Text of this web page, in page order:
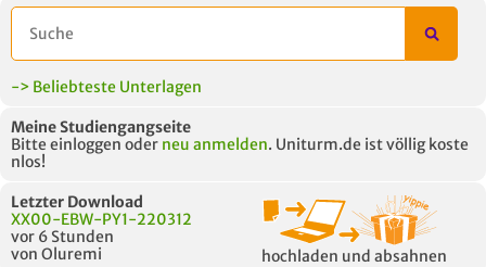
-> Beliebteste Unterlagen
Meine Studiengangseite
Bitte einloggen oder neu anmelden. Uniturm.de ist völlig koste
nlos!
Letzter Download
XX00-EBW-PY1-220312
vor 6 Stunden
von Oluremi
hochladen und absahnen